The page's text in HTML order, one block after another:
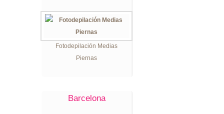
Fotodepilación Medias
Piernas
Barcelona